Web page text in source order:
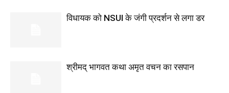
विधायक को NSUI के जंगी प्रदर्शन से लगा डर
श्रीमद् भागवत कथा अमृत वचन का रसपान